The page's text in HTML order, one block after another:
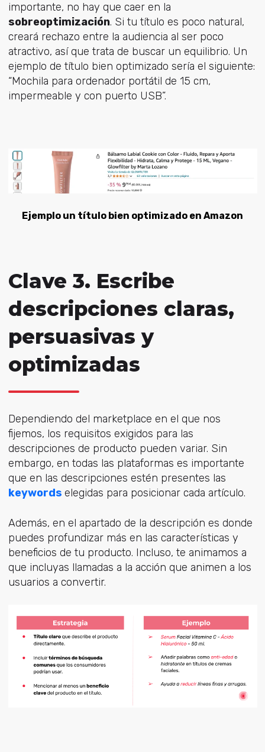
importante, no hay que caer en la
sobreoptimización. Si tu título es poco natural,
creará rechazo entre la audiencia al ser poco
atractivo, así que trata de buscar un equilibrio. Un
ejemplo de título bien optimizado sería el siguiente:
“Mochila para ordenador portátil de 15 cm,
impermeable y con puerto USB”.
Ejemplo un título bien optimizado en Amazon
Clave 3. Escribe
descripciones claras,
persuasivas y
optimizadas
Dependiendo del marketplace en el que nos
fijemos, los requisitos exigidos para las
descripciones de producto pueden variar. Sin
embargo, en todas las plataformas es importante
que en las descripciones estén presentes las
keywords elegidas para posicionar cada artículo.
Además, en el apartado de la descripción es donde
puedes profundizar más en las características y
beneficios de tu producto. Incluso, te animamos a
que incluyas llamadas a la acción que animen a los
usuarios a convertir.